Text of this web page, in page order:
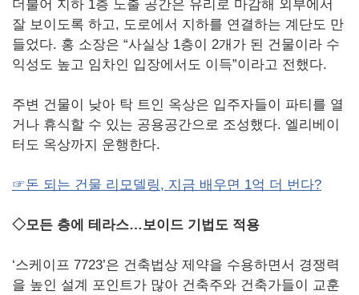
더불어 지하 1층 노출 공간은 유리로 마감해 외부에서
잘 보이도록 하고, 도로에서 지하를 연결하는 계단도 만
들었다. 홍 소장은 “사실상 1층이 2개가 된 건물이라 수
익성도 높고 임차인 입장에서도 이득”이라고 전했다.
주변 건물이 낮아 탁 트인 옥상은 입주자들이 파티를 열
거나 휴식할 수 있는 공용공간으로 조성했다. 엘리베이
터도 옥상까지 운행한다.
☞돈 되는 건물 리모델링, 지금 배우면 1억 더 번다?
◇모든 층에 테라스…보이드 기법도 적용
‘스케이프 7723’은 건축법상 제약을 수용하면서 경쟁력
을 높인 설계 포인트가 많아 건축주와 건축가들이 교훈